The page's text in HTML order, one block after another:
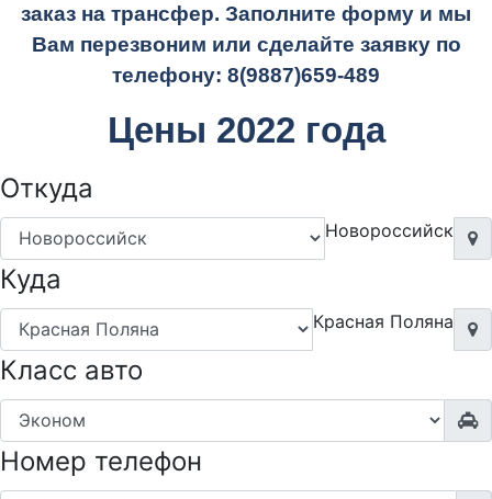
заказ на трансфер. Заполните форму и мы
Вам перезвоним или сделайте заявку по
телефону: 8(9887)659-489
Цены 2022 года
Откуда
Новороссийск
Куда
Красная Поляна
Класс авто
Номер телефон